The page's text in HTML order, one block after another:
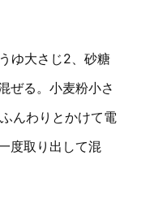
ゆ大さじ2、砂糖
ぜる。小麦粉小さ
んわりとかけて電
度取り出して混